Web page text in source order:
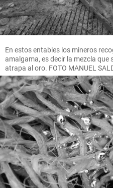
En estos entables los mineros
amalgama, es decir la mezcla que
atrapa al oro. FOTO MANUEL